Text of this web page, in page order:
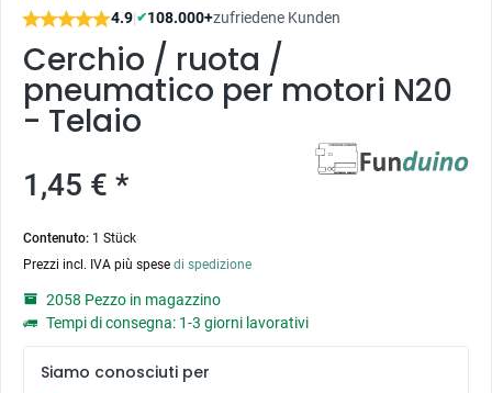
4.9|✔108.000+zufriedene Kunden
Cerchio / ruota /
pneumatico per motori N20
- Telaio
1,45 € *
Contenuto: 1 Stück
Prezzi incl. IVA più spese di spedizione
2058 Pezzo in magazzino
Tempi di consegna: 1-3 giorni lavorativi
Siamo conosciuti per